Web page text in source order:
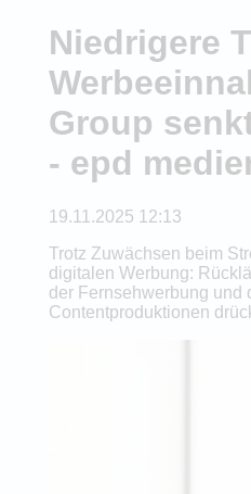
Niedrigere
Group
- epd
19.11.2025 12:13
Trotz Zuwächsen beim
digitalen Werbung:
der Fernsehwerbung und
Contentproduktionen